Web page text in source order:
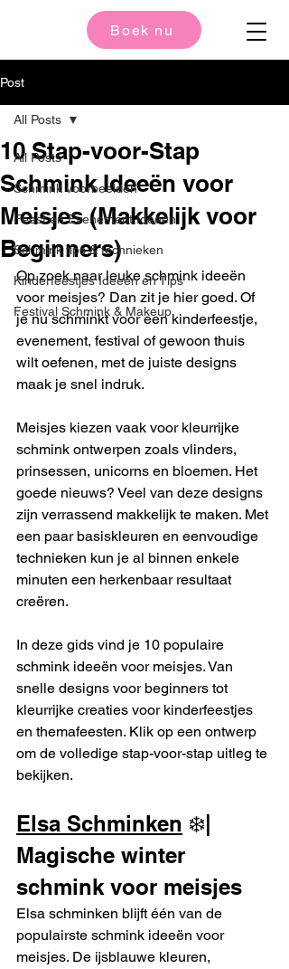
Boek nu
Post
All Posts
Schmink voorbeelden
Feest en Evenement Ideeën
Schmink tips & technieken
Kinderfeestjes Ideeën en Tips
Festival Schmink & Makeup
All Posts
10 Stap-voor-Stap
Schmink Ideeën voor
Meisjes (Makkelijk voor
Beginners)
Op zoek naar leuke schmink ideeën
voor meisjes? Dan zit je hier goed. Of
je nu schminkt voor een kinderfeestje,
evenement, festival of gewoon thuis
wilt oefenen, met de juiste designs
maak je snel indruk.
Meisjes kiezen vaak voor kleurrijke
schmink ontwerpen zoals vlinders,
prinsessen, unicorns en bloemen. Het
goede nieuws? Veel van deze designs
zijn verrassend makkelijk te maken. Met
een paar basiskleuren en eenvoudige
technieken kun je al binnen enkele
minuten een herkenbaar resultaat
creëren.
In deze gids vind je 10 populaire
schmink ideeën voor meisjes. Van
snelle designs voor beginners tot
kleurrijke creaties voor kinderfeestjes
en themafeesten. Klik op een ontwerp
om de volledige stap-voor-stap uitleg te
bekijken.
Elsa Schminken ❄️|
Magische winter
schmink voor meisjes
Elsa schminken blijft één van de
populairste schmink ideeën voor
meisjes. De ijsblauwe kleuren,